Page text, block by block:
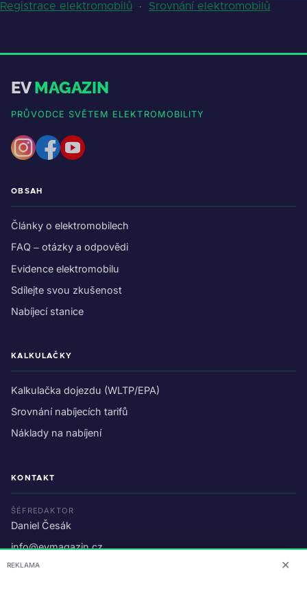
Registrace elektromobilů · Srovnání elektromobilů
EVMAGAZIN
PRŮVODCE SVĚTEM ELEKTROMOBILITY
OBSAH
Články o elektromobilech
FAQ – otázky a odpovědi
Evidence elektromobilu
Sdílejte svou zkušenost
Nabíjecí stanice
KALKULAČKY
Kalkulačka dojezdu (WLTP/EPA)
Srovnání nabíjecích tarifů
Náklady na nabíjení
KONTAKT
ŠÉFREDAKTOR
Daniel Česák
info@evmagazin.cz
O nás
REKLAMA ✕